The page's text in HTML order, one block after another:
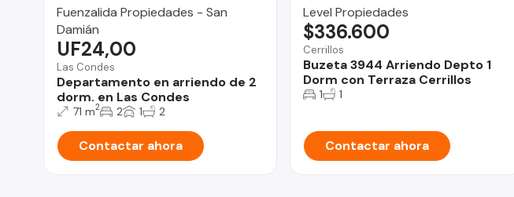
Fuenzalida Propiedades - San
Damián
Las Condes
Departamento en arriendo de 2
dorm. en Las Condes
UF24,00
71 m2 2 1 2
Contactar ahora
Level Propiedades
Cerrillos
Buzeta 3944 Arriendo Depto 1
Dorm con Terraza Cerrillos
$336.600
1 1
Contactar ahora